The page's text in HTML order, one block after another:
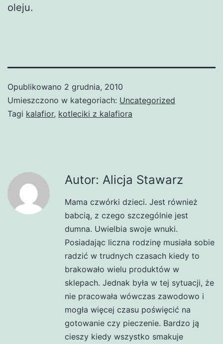
oleju.
Opublikowano 2 grudnia, 2010
Umieszczono w kategoriach: Uncategorized
Tagi kalafior, kotleciki z kalafiora
Autor: Alicja Stawarz
Mama czwórki dzieci. Jest również
babcią, z czego szczególnie jest
dumna. Uwielbia swoje wnuki.
Posiadając liczna rodzinę musiała sobie
radzić w trudnych czasach kiedy to
brakowało wielu produktów w
sklepach. Jednak była w tej sytuacji, że
nie pracowała wówczas zawodowo i
mogła więcej czasu poświęcić na
gotowanie czy pieczenie. Bardzo ją
cieszy kiedy wszystko smakuje